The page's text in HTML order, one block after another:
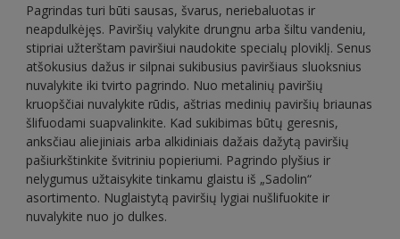
Pagrindas turi būti sausas, švarus, neriebaluotas ir
neapdulkėjęs. Paviršių valykite drungnu arba šiltu vandeniu,
stipriai užterštam paviršiui naudokite specialų ploviklį. Senus
atšokusius dažus ir silpnai sukibusius paviršiaus sluoksnius
nuvalykite iki tvirto pagrindo. Nuo metalinių paviršių
kruopščiai nuvalykite rūdis, aštrias medinių paviršių briaunas
šlifuodami suapvalinkite. Kad sukibimas būtų geresnis,
anksčiau aliejiniais arba alkidiniais dažais dažytą paviršių
pašiurkštinkite švitriniu popieriumi. Pagrindo plyšius ir
nelygumus užtaisykite tinkamu glaistu iš „Sadolin“
asortimento. Nuglaistytą paviršių lygiai nušlifuokite ir
nuvalykite nuo jo dulkes.